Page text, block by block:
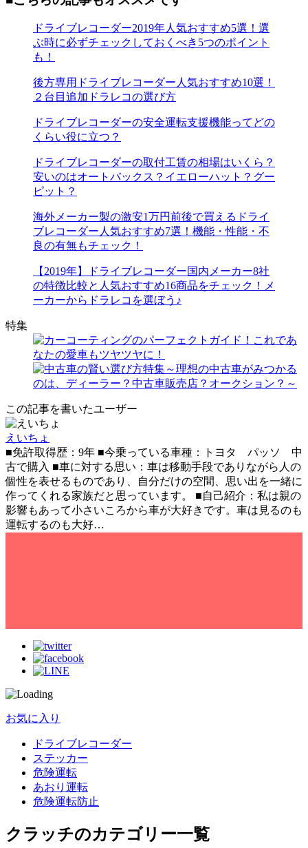
ドライブレコーダー2019年人気おすすめ5選！選
ぶ時に必ずチェックしておくべき5つのポイント
も！
後方専用ドライブレコーダー人気おすすめ10選！
２台目追加ドラレコの選び方
ドライブレコーダーの安全運転支援機能ってどの
くらい役に立つ？
ドライブレコーダーの取付工賃の相場はいくら？
安いのはオートバックス？イエローハット？グー
ピット？
海外メーカー製の激安1万円前後で買えるドライ
ブレコーダー人気おすすめ7選！機能・性能・不
良の有無もチェック！
【2019年】ドライブレコーダー国内メーカー8社
の特徴比較と人気おすすめ16商品をチェック！メ
ーカーからドラレコを選ぼう♪
特集
この記事を書いたユーザー
えいちょ
■免許取得歴：9年 ■今乗っている車種：トヨタ パッソ 中
古で購入 ■車に対する思い：車は移動手段でありながら人の
個性を表せるものであり、自分だけの空間、思い出を一緒に
作ってくれる家族だと思っています。 ■自己紹介：私は親の
影響もあって小さいころから車が大好きです。車は見るのも
運転するのも大好…
お気に入り
ドライブレコーダー
ステッカー
危険運転
あおり運転
危険運転防止
クラッチのカテゴリー一覧